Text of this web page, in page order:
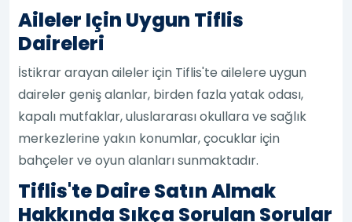
Aileler Için Uygun Tiflis
Daireleri
İstikrar arayan aileler için Tiflis'te ailelere uygun
daireler geniş alanlar, birden fazla yatak odası,
kapalı mutfaklar, uluslararası okullara ve sağlık
merkezlerine yakın konumlar, çocuklar için
bahçeler ve oyun alanları sunmaktadır.
Tiflis'te Daire Satın Almak
Hakkında Sıkça Sorulan Sorular